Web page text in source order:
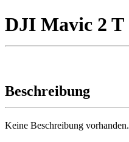
DJI Mavic 2 T
Beschreibung
Keine Beschreibung vorhanden.